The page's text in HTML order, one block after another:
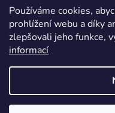
Používáme cookies,
prohlížení webu a díky
zlepšovali jeho funkce,
informací
info @